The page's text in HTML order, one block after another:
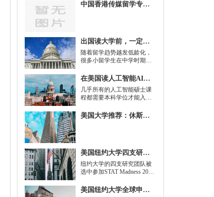
中国香港传媒留学专业分类及申请要求
出国读大学前，一定要培养的基本生活技能有哪些？
随着留学趋势越发低龄化，
很多小留学生在中学时期就
其实都是为了大学生活做准
在美国读人工智能AI硕士入学条件及大学推荐
几乎所有的人工智能硕士课
程都需要本科学位才能入
需要特定领域的本科学位。
下，你只需要一个理论基础
就可以开始就读这类项目：
即先参加几门先修课程，通
常包括程序语言，如
Python、微积分和计算机科
学相关课程。
美国大学推荐：休斯顿的大学
美国纽约大学四支研究团队被选中参加STAT Madness 2022竞赛
​纽约大学的四支研究团队被
选中参加STAT Madness 2022
三月疯狂启发的健康和科学
美国纽约大学全球申请群体规模不断扩大